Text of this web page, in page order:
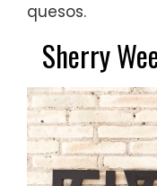
quesos.
Sherry